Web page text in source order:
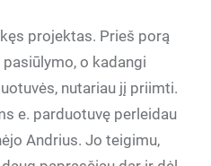
projektas. Prieš porą
o kadangi
nutariau jį priimti.
e. parduotuvę perleidau
Andrius. Jo teigimu,